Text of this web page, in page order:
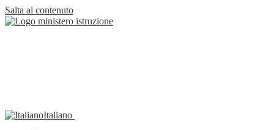
Salta al contenuto
Italiano